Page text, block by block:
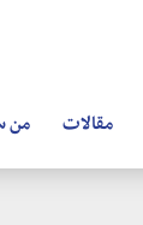
مقالات من